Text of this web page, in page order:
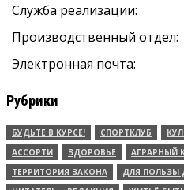
Служба реализации:
Производственный отдел:
Электронная почта:
Рубрики
БУДЬТЕ В КУРСЕ! СПОРТКЛУБ
АССОРТИ
ЗДОРОВЬЕ АГРАРНЫЙ
ТЕРРИТОРИЯ ЗАКОНА
ДЛЯ ПОЛЬЗЫ